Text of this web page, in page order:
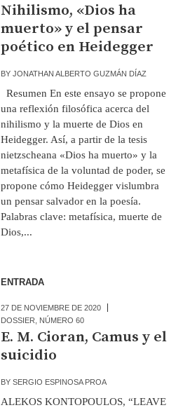
Nihilismo, «Dios ha
muerto» y el pensar
poético en Heidegger
BYJONATHAN ALBERTO GUZMÁN DÍAZ
Resumen En este ensayo se propone
una reflexión filosófica acerca del
nihilismo y la muerte de Dios en
Heidegger. Así, a partir de la tesis
nietzscheana «Dios ha muerto» y la
metafísica de la voluntad de poder, se
propone cómo Heidegger vislumbra
un pensar salvador en la poesía.
Palabras clave: metafísica, muerte de
Dios,...
ENTRADA
27 DE NOVIEMBRE DE 2020
DOSSIER
NÚMERO 60
E. M. Cioran, Camus y el
suicidio
BYSERGIO ESPINOSA PROA
ALEKOS KONTOPOULOS, “LEAVE